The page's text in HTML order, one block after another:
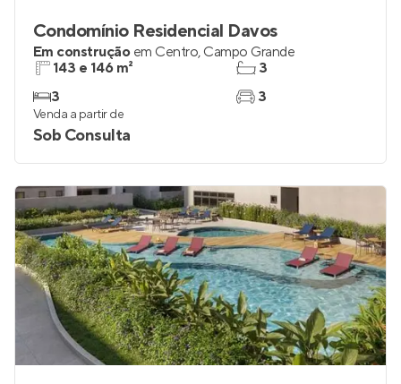
Condomínio Residencial Davos
Em construção em Centro, Campo Grande
143 e 146 m²
3
3
3
Venda a partir de
Sob Consulta